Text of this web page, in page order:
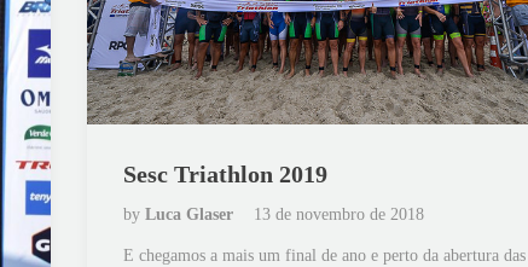
Sesc Triathlon 2019
by Luca Glaser 13 de novembro de 2018
E chegamos a mais um final de ano e perto da abertura das